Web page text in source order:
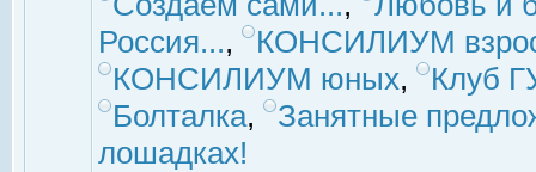
Россия...,
КОНСИЛИУМ
КОНСИЛИУМ юных,
Клуб
Болталка,
Занятные
лошадках!